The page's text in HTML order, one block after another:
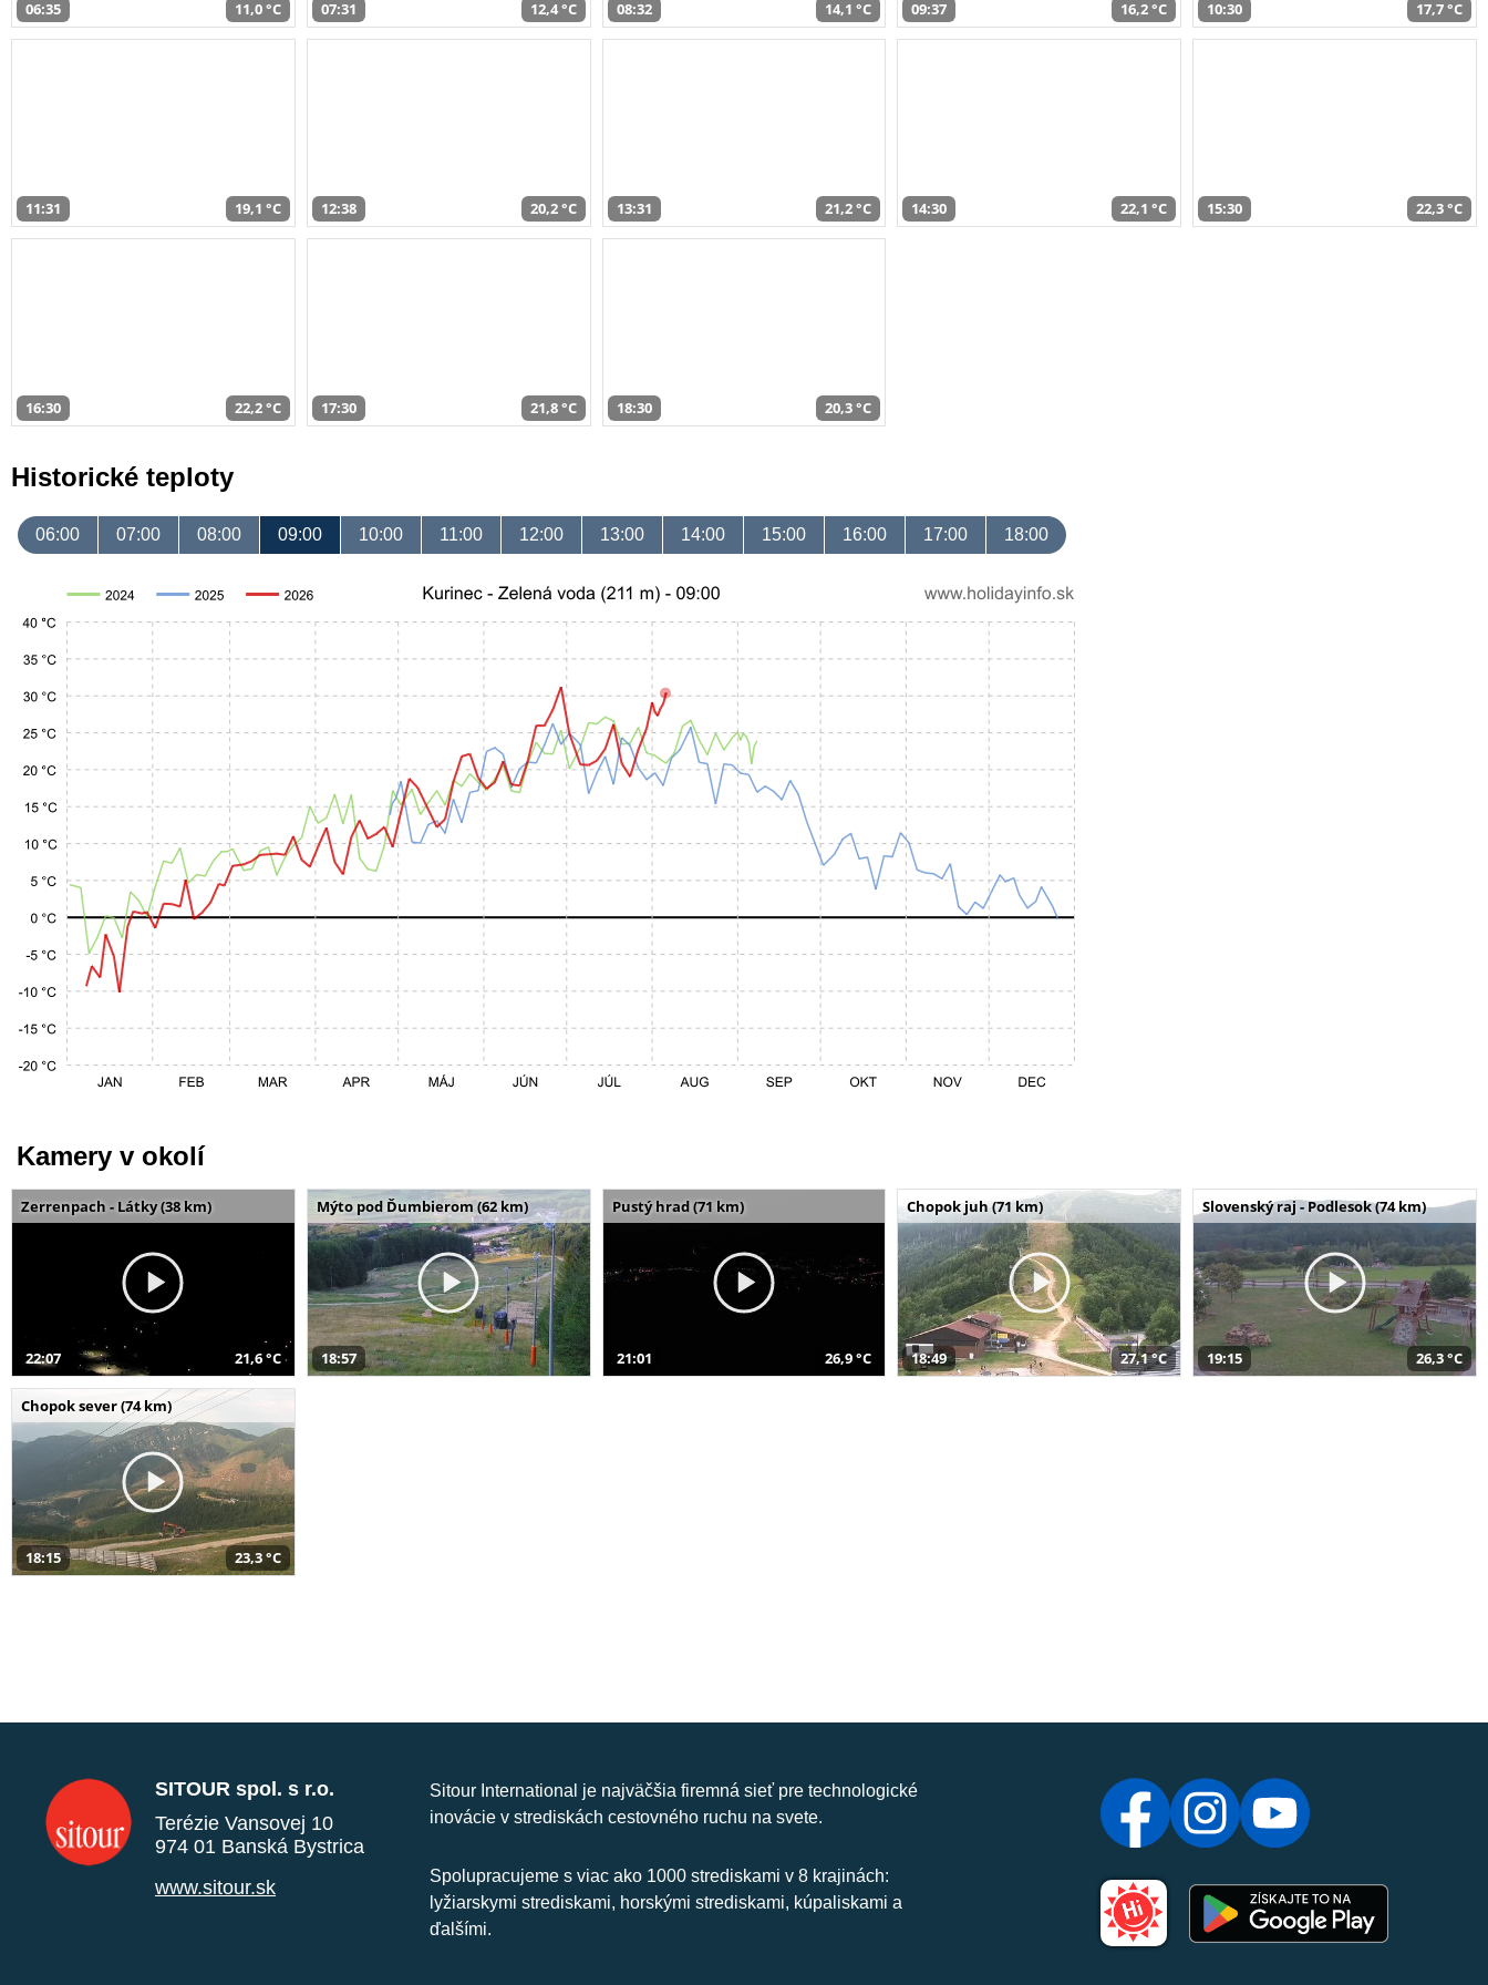
06:35 11,0 °C 07:31 12,4 °C 08:32 14,1 °C 09:37 16,2 °C 10:30 17,7 °C
11:31 19,1 °C 12:38 20,2 °C 13:31 21,2 °C 14:30 22,1 °C 15:30 22,3 °C
16:30 22,2 °C 17:30 21,8 °C 18:30 20,3 °C
Historické teploty
06:00 07:00 08:00 09:00 10:00 11:00 12:00 13:00 14:00 15:00 16:00 17:00 18:00
Kamery v okolí
Zerrenpach - Látky (38 km)
22:07 21,6 °C
Mýto pod Ďumbierom (62 km)
18:57
Pustý hrad (71 km)
21:01 26,9 °C
Chopok juh (71 km)
18:49 27,1 °C
Slovenský raj - Podlesok (74 km)
19:15 26,3 °C
Chopok sever (74 km)
18:15 23,3 °C
SITOUR spol. s r.o.
Terézie Vansovej 10
974 01 Banská Bystrica
www.sitour.sk
Sitour International je najväčšia firemná sieť pre technologické
inovácie v strediskách cestovného ruchu na svete.
Spolupracujeme s viac ako 1000 strediskami v 8 krajinách:
lyžiarskymi strediskami, horskými strediskami, kúpaliskami a
ďalšími.